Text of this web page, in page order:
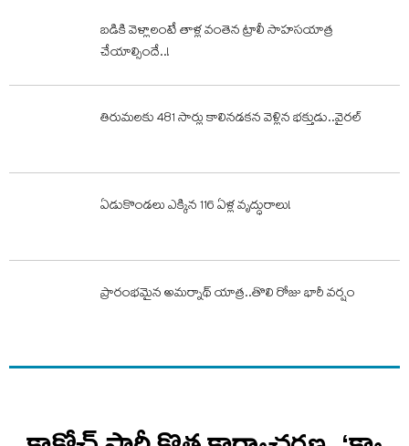
బడికి వెళ్లాలంటే తాళ్ల వంతెన ట్రాలీ సాహసయాత్ర
చేయాల్సిందే..!
తిరుమలకు 481 సార్లు కాలినడకన వెళ్లిన భక్తుడు..వైరల్
ఏడుకొండలు ఎక్కిన 116 ఏళ్ల వృద్ధురాలు!
ప్రారంభమైన అమర్నాథ్ యాత్ర..తొలి రోజు భారీ వర్షం